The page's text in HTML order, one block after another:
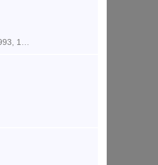
Предлагаем к продаже 26 единиц 60-ти фитинговых платформ модели 13-935А, 13-470, постройки 1993, 1979, 1980, 1981, 1993 года. Наша компания является собственником железнодорожного подвижного с